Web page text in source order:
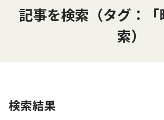
記事を検索（タグ：
索）
検索結果